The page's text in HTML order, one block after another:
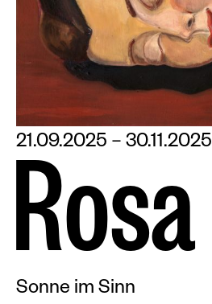
21.09.2025 – 30.11.2025
Rosa
Sonne im Sinn